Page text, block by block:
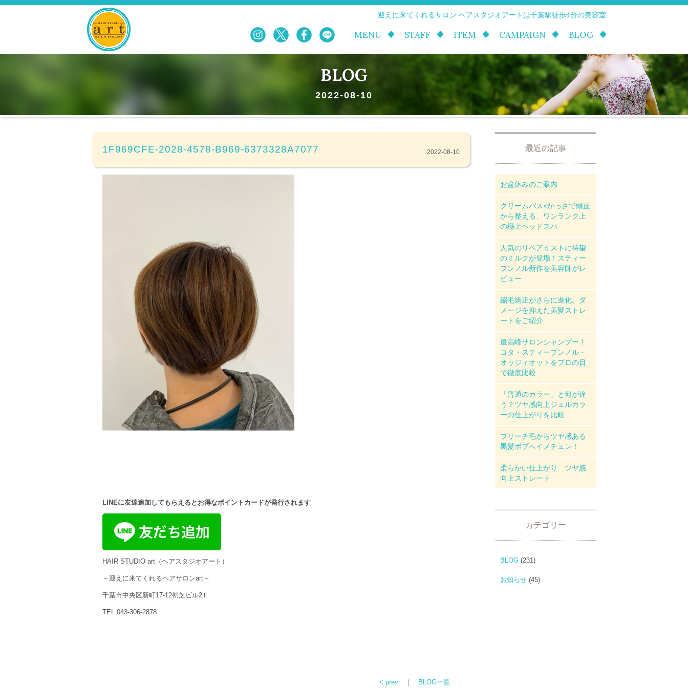
迎えに来てくれるサロン ヘアスタジオアートは千葉駅徒歩4分の美容室
MENU STAFF ITEM CAMPAIGN BLOG
BLOG
2022-08-10
1F969CFE-2028-4578-B969-6373328A7077 2022-08-10
LINEに友達追加してもらえるとお得なポイントカードが発行されます
HAIR STUDIO art（ヘアスタジオアート）
～迎えに来てくれるヘアサロンart～
千葉市中央区新町17-12初芝ビル2Ｆ
TEL 043-306-2878
< prev ｜ BLOG一覧 ｜
最近の記事
お盆休みのご案内
クリームバス×かっさで頭皮
から整える、ワンランク上
の極上ヘッドスパ
人気のリペアミストに待望
のミルクが登場！スティー
ブンノル新作を美容師がレ
ビュー
縮毛矯正がさらに進化。ダ
メージを抑えた美髪ストレ
ートをご紹介
最高峰サロンシャンプー！
コタ・スティーブンノル・
オッジィオットをプロの目
で徹底比較
「普通のカラー」と何が違
う？ツヤ感向上ジェルカラ
ーの仕上がりを比較
ブリーチ毛からツヤ感ある
黒髪ボブへイメチェン！
柔らかい仕上がり ツヤ感
向上ストレート
カテゴリー
BLOG (231)
お知らせ (45)